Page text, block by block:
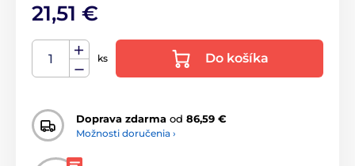
21,51 €
ks Do košíka
Doprava zdarma od 86,59 €
Možnosti doručenia ›